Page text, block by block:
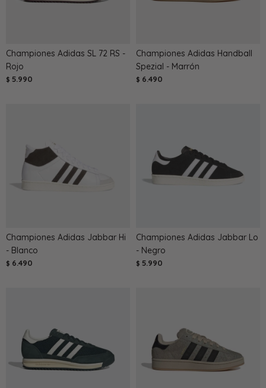
Championes Adidas SL 72 RS -
Rojo
$ 5.990
Championes Adidas Handball
Spezial - Marrón
$ 6.490
Championes Adidas Jabbar Hi
- Blanco
$ 6.490
Championes Adidas Jabbar Lo
- Negro
$ 5.990